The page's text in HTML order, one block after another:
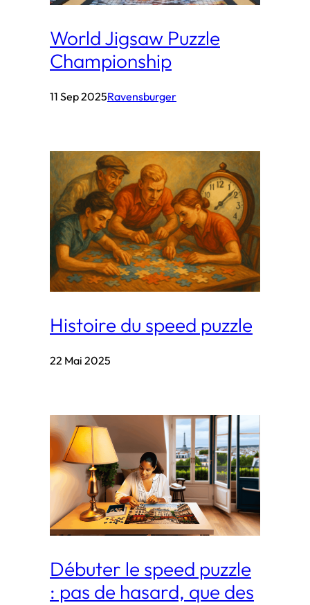
World Jigsaw Puzzle
Championship
11 Sep 2025Ravensburger
Histoire du speed puzzle
22 Mai 2025
Débuter le speed puzzle
: pas de hasard, que des